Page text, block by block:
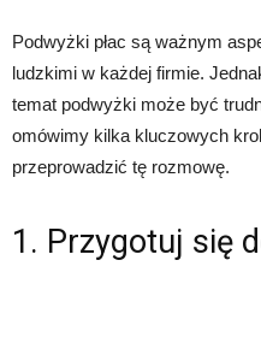
Podwyżki płac są ważnym
ludzkimi w każdej firmie.
temat podwyżki może być
omówimy kilka kluczowych
przeprowadzić tę rozmowę.
1. Przygotuj się